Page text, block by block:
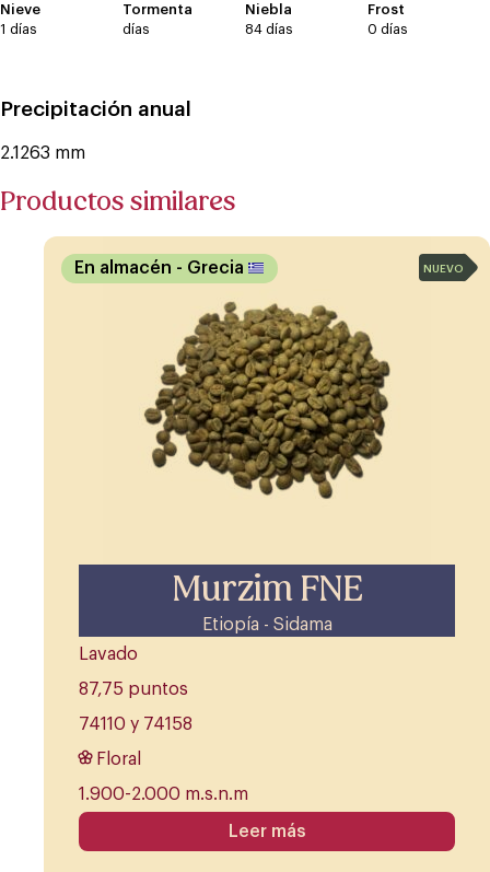
Nieve
1 días
Tormenta
días
Niebla
84 días
Frost
0 días
Precipitación anual
2.1263 mm
Productos similares
Murzim FNE
Etiopía - Sidama
En almacén - Grecia
Lavado
87,75 puntos
74110 y 74158
Floral
1.900-2.000 m.s.n.m
NUEVO
Leer más